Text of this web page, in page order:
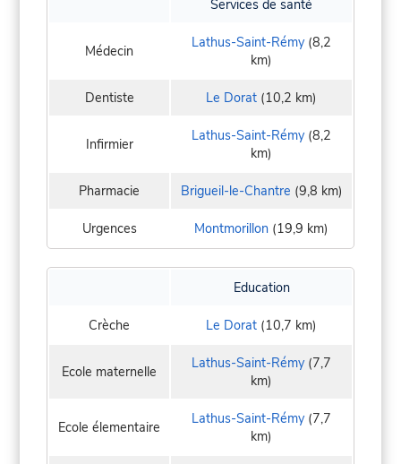
Services de santé
Médecin Lathus-Saint-Rémy (8,2
km)
Dentiste Le Dorat (10,2 km)
Infirmier Lathus-Saint-Rémy (8,2
km)
Pharmacie Brigueil-le-Chantre (9,8 km)
Urgences Montmorillon (19,9 km)
Education
Crèche Le Dorat (10,7 km)
Ecole maternelle Lathus-Saint-Rémy (7,7
km)
Ecole élementaire Lathus-Saint-Rémy (7,7
km)